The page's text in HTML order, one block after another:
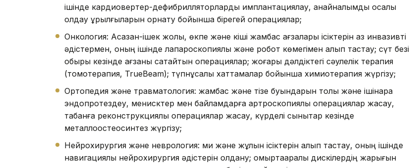
ішінде кардиовертер-дефибрилляторларды имплантациялау, қанайналымды қосалқы
қолдау құрылғыларын орнату бойынша бірегей операциялар;
Онкология: Асқазан-ішек жолы, өкпе және кіші жамбас ағзалары ісіктерін аз инвазивті
әдістермен, оның ішінде лапароскопиялық және робот көмегімен алып тастау; сүт безі
обыры кезінде ағзаны сақтайтын операциялар; жоғары дәлдіктегі сәулелік терапия
(томотерапия, TrueBeam); түпнұсқалық хаттамалар бойынша химиотерапия жүргізу;
Ортопедия және травматология: жамбас және тізе буындарын толық және ішінара
эндопротездеу, менисктер мен байламдарға артроскопиялық операциялар жасау,
табанға реконструкциялық операциялар жасау, күрделі сынықтар кезінде
металлоостеосинтез жүргізу;
Нейрохирургия және неврология: ми және жұлын ісіктерін алып тастау, оның ішінде
навигациялық нейрохирургия әдістерін қолдану; омыртқааралық дискілердің жарығын